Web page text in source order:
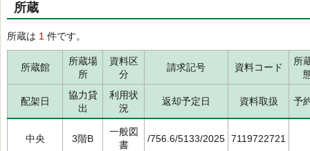
所蔵
所蔵は 1 件です。
所蔵館
所蔵場
所
資料区
分
請求記号 資料コード
所
配架日
協力貸
出
利用状
況
返却予定日 資料取扱 予
中央 3階B
一般図
書
/756.6/5133/2025 7119722721